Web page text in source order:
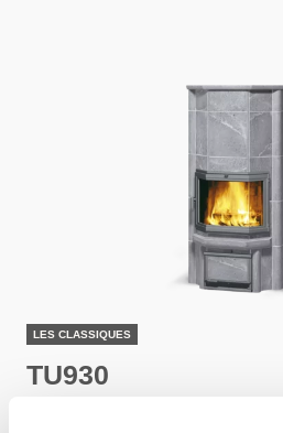
LES CLASSIQUES
TU930